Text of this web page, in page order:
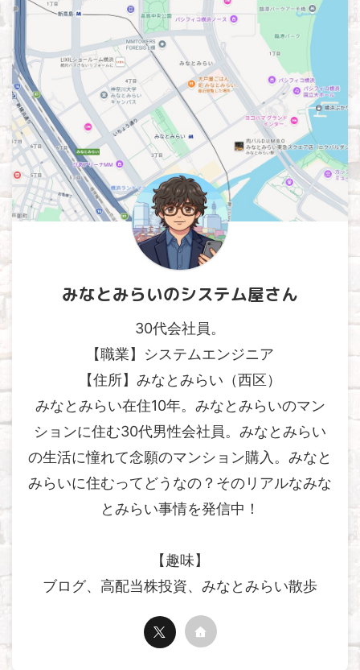
みなとみらいのシステム屋さん
30代会社員。
【職業】システムエンジニア
【住所】みなとみらい（西区）
みなとみらい在住10年。みなとみらいのマン
ションに住む30代男性会社員。みなとみらい
の生活に憧れて念願のマンション購入。みなと
みらいに住むってどうなの？そのリアルなみな
とみらい事情を発信中！
【趣味】
ブログ、高配当株投資、みなとみらい散歩